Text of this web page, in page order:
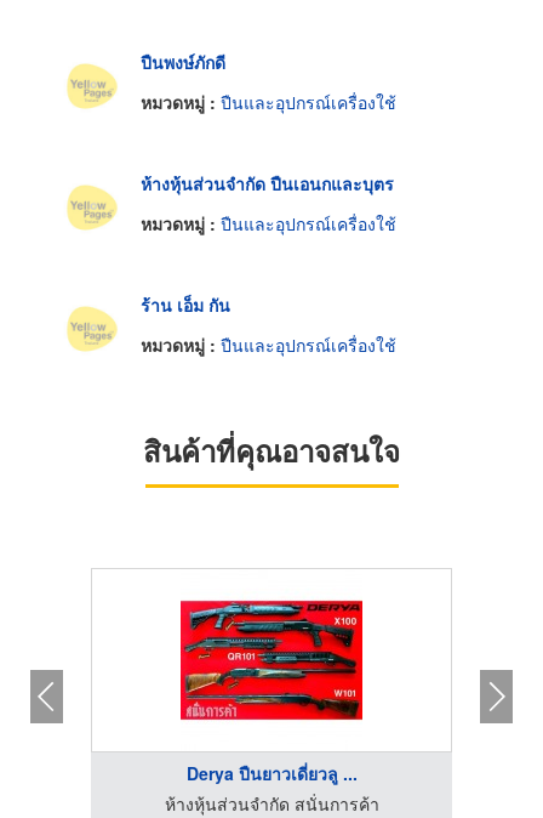
ปืนพงษ์ภักดี
หมวดหมู่ : ปืนและอุปกรณ์เครื่องใช้
ห้างหุ้นส่วนจำกัด ปืนเอนกและบุตร
หมวดหมู่ : ปืนและอุปกรณ์เครื่องใช้
ร้าน เอ็ม กัน
หมวดหมู่ : ปืนและอุปกรณ์เครื่องใช้
สินค้าที่คุณอาจสนใจ
Derya ปืนยาวเดี่ยวลู ...
ห้างหุ้นส่วนจำกัด สนั่นการค้า